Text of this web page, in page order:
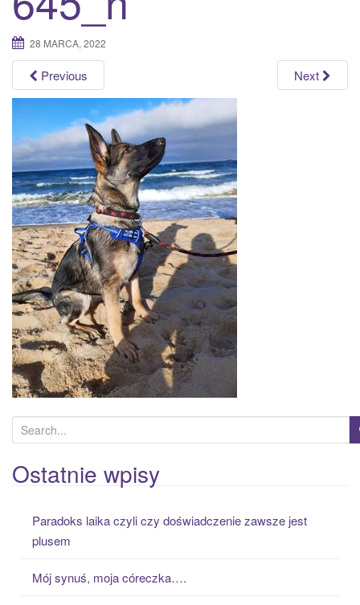
o
n
28 MARCA, 2022
Previous Next
e
a
r
Ostatnie wpisy
Paradoks laika czyli czy doświadczenie zawsze jest
plusem
Mój synuś, moja córeczka….